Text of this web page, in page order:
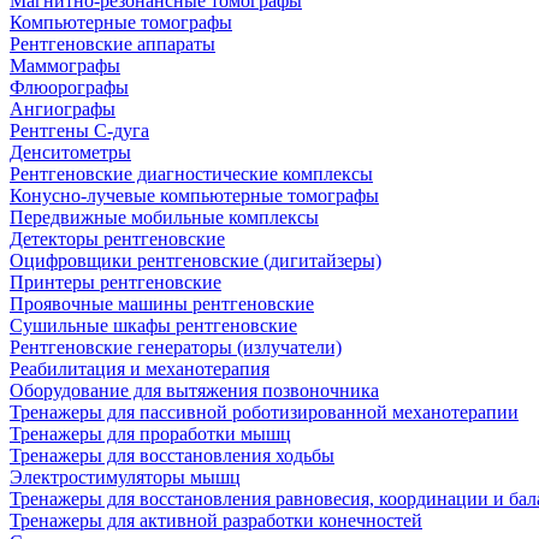
Компьютерные томографы
Рентгеновские аппараты
Маммографы
Флюорографы
Ангиографы
Рентгены С-дуга
Денситометры
Рентгеновские диагностические комплексы
Конусно-лучевые компьютерные томографы
Передвижные мобильные комплексы
Детекторы рентгеновские
Оцифровщики рентгеновские (дигитайзеры)
Принтеры рентгеновские
Проявочные машины рентгеновские
Сушильные шкафы рентгеновские
Рентгеновские генераторы (излучатели)
Реабилитация и механотерапия
Оборудование для вытяжения позвоночника
Тренажеры для пассивной роботизированной механотерапии
Тренажеры для проработки мышц
Тренажеры для восстановления ходьбы
Электростимуляторы мышц
Тренажеры для восстановления равновесия, координации и
Тренажеры для активной разработки конечностей